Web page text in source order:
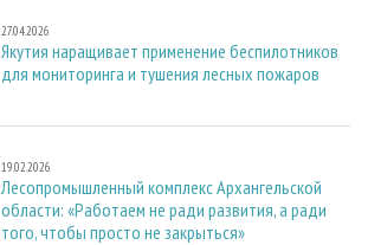
27.04.2026
Якутия наращивает применение беспилотников
для мониторинга и тушения лесных пожаров
19.02.2026
Лесопромышленный комплекс Архангельской
области: «Работаем не ради развития, а ради
того, чтобы просто не закрыться»